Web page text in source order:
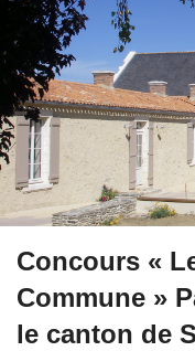
Concours «
Commune »
le canton de